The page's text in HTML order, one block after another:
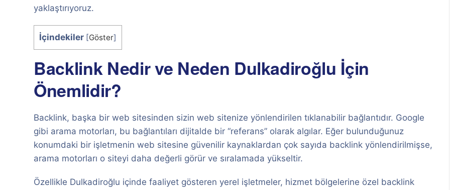
yaklaştırıyoruz.
İçindekiler [Göster]
Backlink Nedir ve Neden Dulkadiroğlu İçin
Önemlidir?
Backlink, başka bir web sitesinden sizin web sitenize yönlendirilen tıklanabilir bağlantıdır. Google
gibi arama motorları, bu bağlantıları dijitalde bir “referans” olarak algılar. Eğer bulunduğunuz
konumdaki bir işletmenin web sitesine güvenilir kaynaklardan çok sayıda backlink yönlendirilmişse,
arama motorları o siteyi daha değerli görür ve sıralamada yükseltir.
Özellikle Dulkadiroğlu içinde faaliyet gösteren yerel işletmeler, hizmet bölgelerine özel backlink